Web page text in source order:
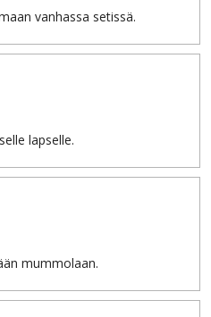
vanhassa setissä.
lapselle.
mummolaan.